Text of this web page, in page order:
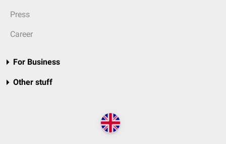
Press
Career
For Business
Other stuff